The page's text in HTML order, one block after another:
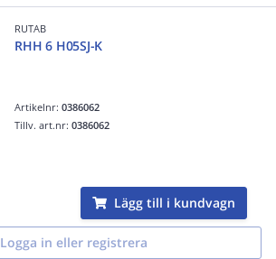
RUTAB
RHH 6 H05SJ-K
Artikelnr:0386062
Tillv. art.nr:0386062
Lägg till i kundvagn
Logga in eller registrera